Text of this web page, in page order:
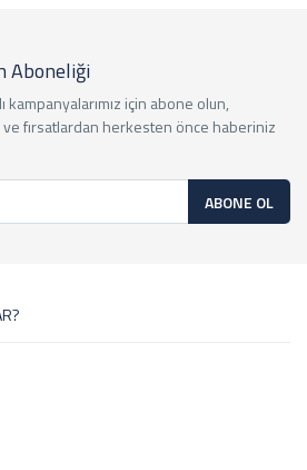
Aboneliği
kampanyalarımız için abone olun,
fırsatlardan herkesten önce haberiniz
ABONE OL